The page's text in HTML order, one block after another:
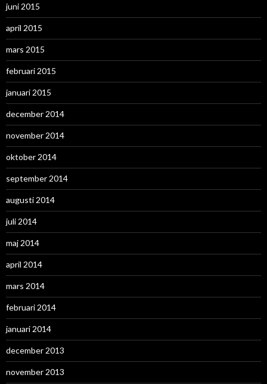
juni 2015
april 2015
mars 2015
februari 2015
januari 2015
december 2014
november 2014
oktober 2014
september 2014
augusti 2014
juli 2014
maj 2014
april 2014
mars 2014
februari 2014
januari 2014
december 2013
november 2013